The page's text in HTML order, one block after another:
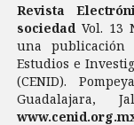
Revista
sociedad Vol. 13
una publicación
Estudios e
(CENID).
Guadalajara,